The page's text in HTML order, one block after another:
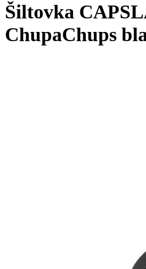
Šiltovka
ChupaChups